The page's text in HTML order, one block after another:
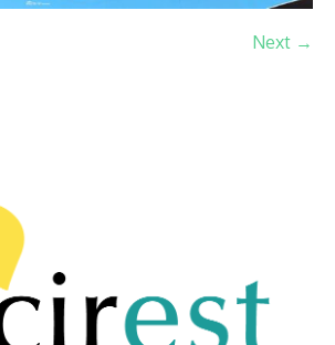
Next →